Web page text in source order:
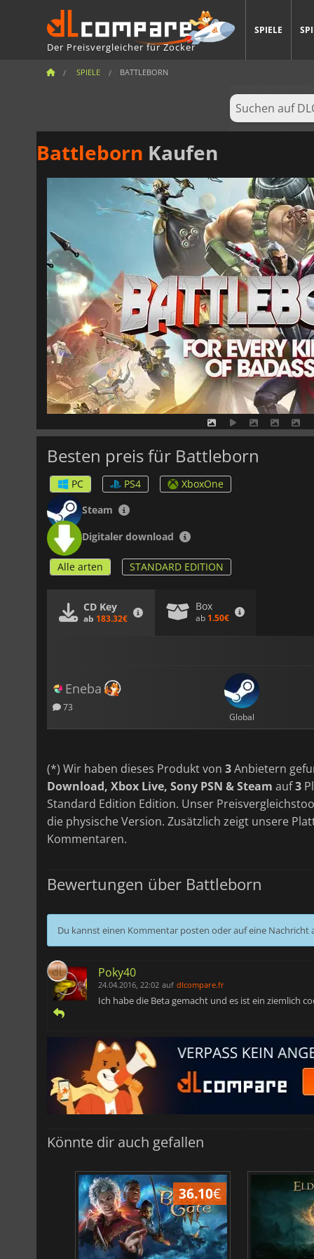
Der Preisvergleicher für Zocker
SPIELE
SPIELE BATTLEBORN
Battleborn Kaufen
Besten preis für Battleborn
PC PS4
XboxOne
Steam
Digitaler download
Alle arten STANDARD EDITION
CD Key
ab 183.32€
Box
ab 1.50€
Eneba
73
Global
(*) Wir haben dieses Produkt von 3Anbietern
Download, Xbox Live, Sony PSN & Steam auf3
Standard Edition Edition. Unser
die physische Version. Zusätzlich zeigt unsere
Kommentaren.
Bewertungen über Battleborn
Du kannst einen Kommentar posten oder auf eine Nachricht
Poky40
24.04.2016, 22:02 auf dlcompare.fr
Ich habe die Beta gemacht und es ist ein ziemlich
Könnte dir auch gefallen
36.10€